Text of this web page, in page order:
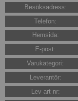
Besöksadress:
Telefon:
Hemsida:
E-post:
Varukategori:
Leverantör:
Lev art nr: